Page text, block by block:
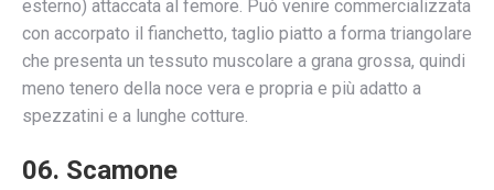
esterno) attaccata al femore. Può venire commercializzata
con accorpato il fianchetto, taglio piatto a forma triangolare
che presenta un tessuto muscolare a grana grossa, quindi
meno tenero della noce vera e propria e più adatto a
spezzatini e a lunghe cotture.
06. Scamone